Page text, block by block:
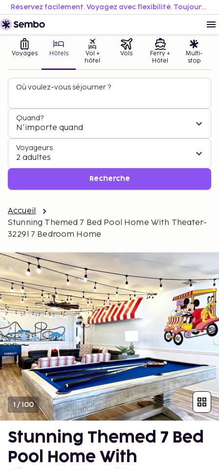
Réservez facilement. Voyagez avec flexibilité. Toujours au meilleur prix.
Voyages Hôtels
Vol +
hôtel
Vols
Ferry +
Hôtel
Multi-
stop
Où voulez-vous séjourner ?
Quand?
N'importe quand
Voyageurs
2 adultes
Recherche
Accueil
Stunning Themed 7 Bed Pool Home With Theater-
3229l 7 Bedroom Home
1 /100
Stunning Themed 7 Bed
Pool Home With